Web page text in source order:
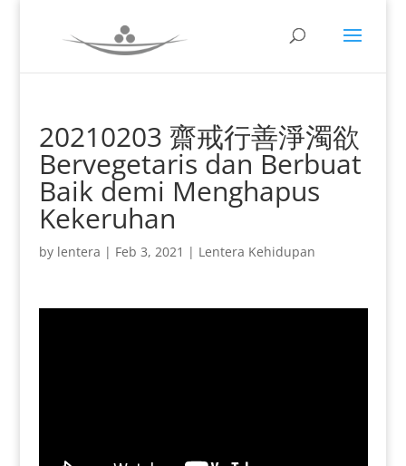
20210203 齋戒行善淨濁欲
Bervegetaris dan Berbuat
Baik demi Menghapus
Kekeruhan
by lentera | Feb 3, 2021 | Lentera Kehidupan